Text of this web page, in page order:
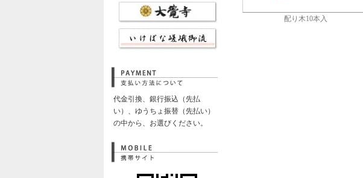
代金引換、銀行振込（先払
い）、ゆうちょ振替（先払い）
の中から、お選びください。
配り木10本入